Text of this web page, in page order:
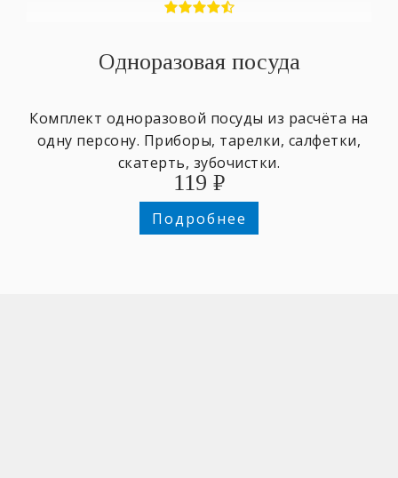
Одноразовая посуда
Комплект одноразовой посуды из расчёта на
одну персону. Приборы, тарелки, салфетки,
скатерть, зубочистки.
119 ₽
Подробнее